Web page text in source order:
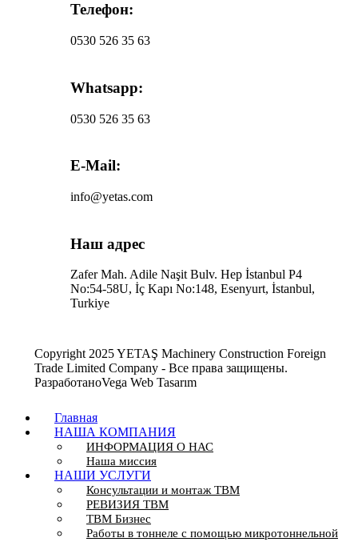
Телефон:
0530 526 35 63
Whatsapp:
0530 526 35 63
E-Mail:
info@yetas.com
Наш адрес
Zafer Mah. Adile Naşit Bulv. Hep İstanbul P4
No:54-58U, İç Kapı No:148, Esenyurt, İstanbul,
Turkiye
Copyright 2025 YETAŞ Machinery Construction Foreign
Trade Limited Company - Все права защищены.
РазработаноVega Web Tasarım
Главная
НАША КОМПАНИЯ
ИНФОРМАЦИЯ О НАС
Наша миссия
НАШИ УСЛУГИ
Консультации и монтаж TBM
РЕВИЗИЯ ТBМ
ТBМ Бизнес
Работы в тоннеле с помощью микротоннельной